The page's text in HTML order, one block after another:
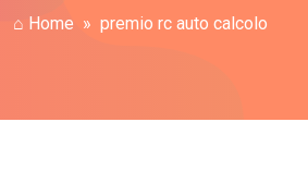
⌂ Home premio rc auto calcolo